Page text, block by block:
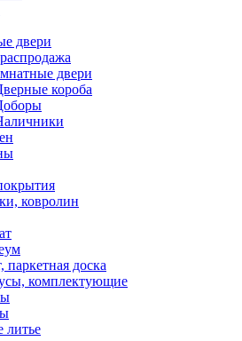
двери
двери
короба
ковролин
паркетная доска
комплектующие
литье